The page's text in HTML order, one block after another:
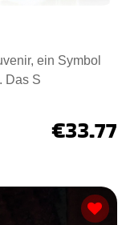
ein Symbol
Das S
€33.77